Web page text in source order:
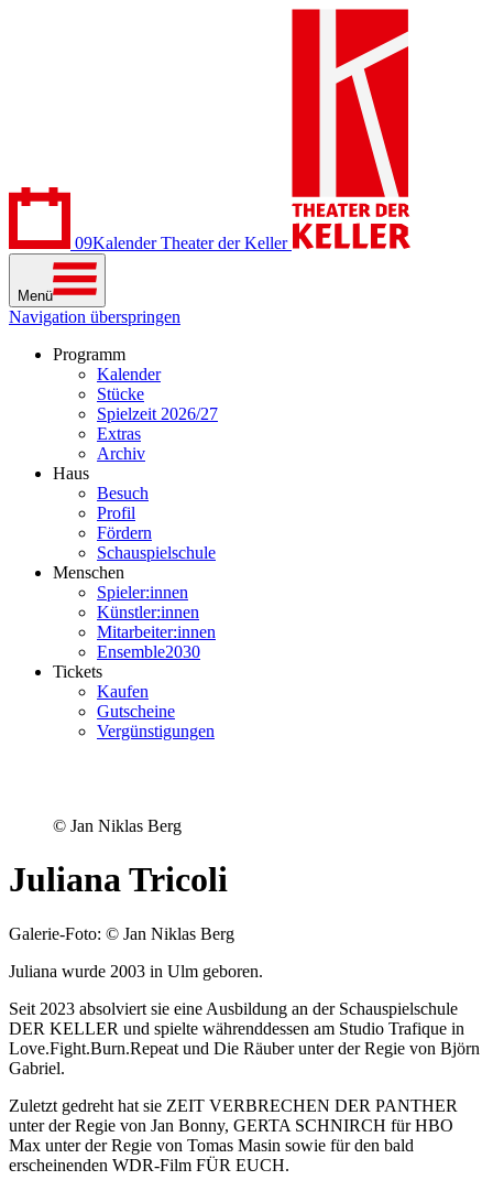
09Kalender Theater der Keller
Menü
Navigation überspringen
Programm
Kalender
Stücke
Spielzeit 2026/27
Extras
Archiv
Haus
Besuch
Profil
Fördern
Schauspielschule
Menschen
Spieler:innen
Künstler:innen
Mitarbeiter:innen
Ensemble2030
Tickets
Kaufen
Gutscheine
Vergünstigungen
© Jan Niklas Berg
Juliana Tricoli
Galerie-Foto: © Jan Niklas Berg
Juliana wurde 2003 in Ulm geboren.
Seit 2023 absolviert sie eine Ausbildung an der Schauspielschule
DER KELLER und spielte währenddessen am Studio Trafique in
Love.Fight.Burn.Repeat und Die Räuber unter der Regie von Björn
Gabriel.
Zuletzt gedreht hat sie ZEIT VERBRECHEN DER PANTHER
unter der Regie von Jan Bonny, GERTA SCHNIRCH für HBO
Max unter der Regie von Tomas Masin sowie für den bald
erscheinenden WDR-Film FÜR EUCH.